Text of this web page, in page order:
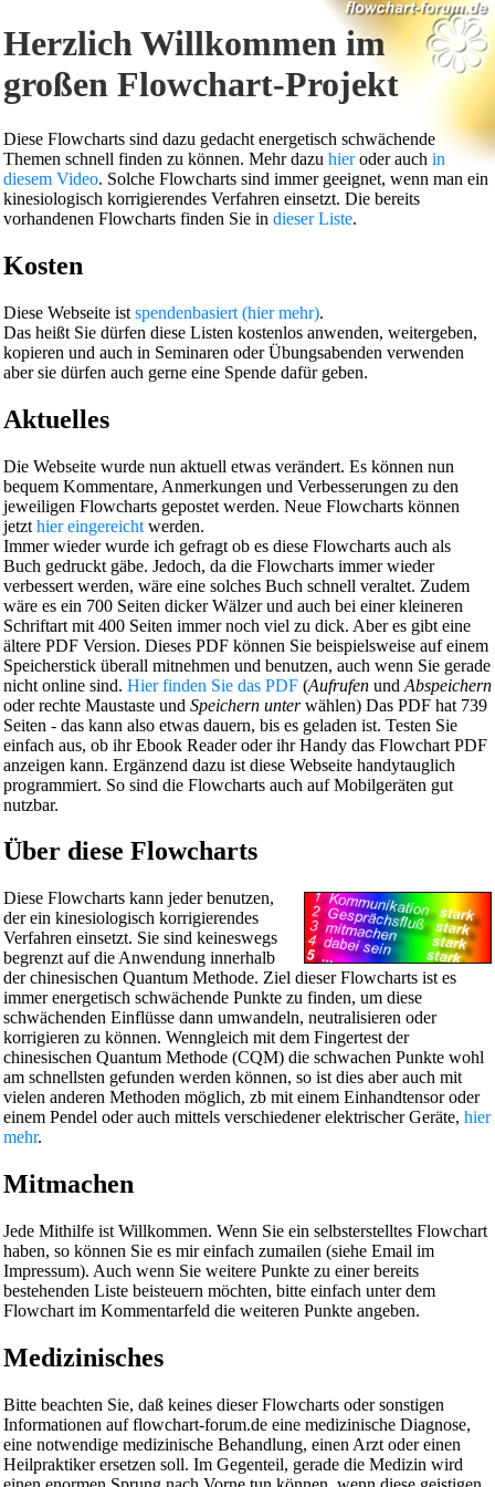
Herzlich Willkommen im
großen Flowchart-Projekt
Diese Flowcharts sind dazu gedacht energetisch schwächende
Themen schnell finden zu können. Mehr dazu hieroder auch in
diesem Video. Solche Flowcharts sind immer geeignet, wenn man ein
kinesiologisch korrigierendes Verfahren einsetzt. Die bereits
vorhandenen Flowcharts finden Sie in dieser Liste.
Kosten
Diese Webseite ist spendenbasiert (hier mehr).
Das heißt Sie dürfen diese Listen kostenlos anwenden, weitergeben,
kopieren und auch in Seminaren oder Übungsabenden verwenden
aber sie dürfen auch gerne eine Spende dafür geben.
Aktuelles
Die Webseite wurde nun aktuell etwas verändert. Es können nun
bequem Kommentare, Anmerkungen und Verbesserungen zu den
jeweiligen Flowcharts gepostet werden. Neue Flowcharts können
jetzt hier eingereicht werden.
Immer wieder wurde ich gefragt ob es diese Flowcharts auch als
Buch gedruckt gäbe. Jedoch, da die Flowcharts immer wieder
verbessert werden, wäre eine solches Buch schnell veraltet. Zudem
wäre es ein 700 Seiten dicker Wälzer und auch bei einer kleineren
Schriftart mit 400 Seiten immer noch viel zu dick. Aber es gibt eine
ältere PDF Version. Dieses PDF können Sie beispielsweise auf einem
Speicherstick überall mitnehmen und benutzen, auch wenn Sie gerade
nicht online sind. Hier finden Sie das PDF (Aufrufen und Abspeichern
oder rechte Maustaste und Speichern unterwählen) Das PDF hat 739
Seiten - das kann also etwas dauern, bis es geladen ist. Testen Sie
einfach aus, ob ihr Ebook Reader oder ihr Handy das Flowchart PDF
anzeigen kann. Ergänzend dazu ist diese Webseite handytauglich
programmiert. So sind die Flowcharts auch auf Mobilgeräten gut
nutzbar.
Über diese Flowcharts
Diese Flowcharts kann jeder benutzen,
der ein kinesiologisch korrigierendes
Verfahren einsetzt. Sie sind keineswegs
begrenzt auf die Anwendung innerhalb
der chinesischen Quantum Methode. Ziel dieser Flowcharts ist es
immer energetisch schwächende Punkte zu finden, um diese
schwächenden Einflüsse dann umwandeln, neutralisieren oder
korrigieren zu können. Wenngleich mit dem Fingertest der
chinesischen Quantum Methode (CQM) die schwachen Punkte wohl
am schnellsten gefunden werden können, so ist dies aber auch mit
vielen anderen Methoden möglich, zb mit einem Einhandtensor oder
einem Pendel oder auch mittels verschiedener elektrischer Geräte, hier
mehr.
Mitmachen
Jede Mithilfe ist Willkommen. Wenn Sie ein selbsterstelltes Flowchart
haben, so können Sie es mir einfach zumailen (siehe Email im
Impressum). Auch wenn Sie weitere Punkte zu einer bereits
bestehenden Liste beisteuern möchten, bitte einfach unter dem
Flowchart im Kommentarfeld die weiteren Punkte angeben.
Medizinisches
Bitte beachten Sie, daß keines dieser Flowcharts oder sonstigen
Informationen auf flowchart-forum.de eine medizinische Diagnose,
eine notwendige medizinische Behandlung, einen Arzt oder einen
Heilpraktiker ersetzen soll. Im Gegenteil, gerade die Medizin wird